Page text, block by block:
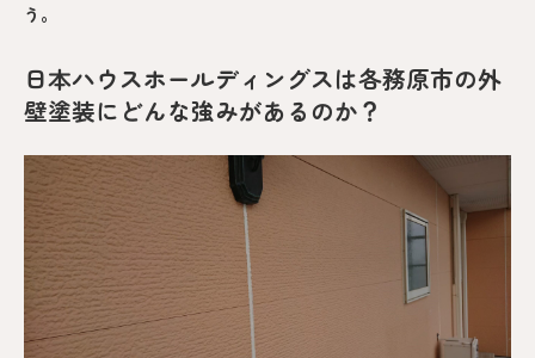
う。
日本ハウスホールディングスは各務原市の外
壁塗装にどんな強みがあるのか？